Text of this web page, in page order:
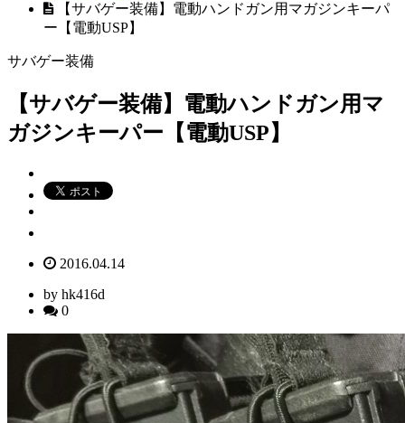
【サバゲー装備】電動ハンドガン用マガジンキーパ
ー【電動USP】
サバゲー装備
【サバゲー装備】電動ハンドガン用マ
ガジンキーパー【電動USP】
2016.04.14
by hk416d
0